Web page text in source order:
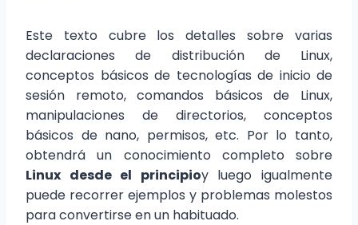
Este texto cubre los detalles sobre varias
declaraciones de distribución de Linux,
conceptos básicos de tecnologías de inicio de
sesión remoto, comandos básicos de Linux,
manipulaciones de directorios, conceptos
básicos de nano, permisos, etc. Por lo tanto,
obtendrá un conocimiento completo sobre
Linux desde el principioy luego igualmente
puede recorrer ejemplos y problemas molestos
para convertirse en un habituado.